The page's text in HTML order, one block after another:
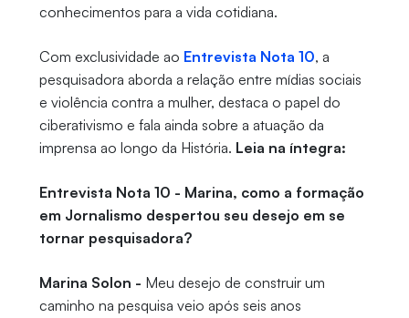
conhecimentos para a vida cotidiana.
Com exclusividade ao Entrevista Nota 10, a
pesquisadora aborda a relação entre mídias sociais
e violência contra a mulher, destaca o papel do
ciberativismo e fala ainda sobre a atuação da
imprensa ao longo da História. Leia na íntegra:
Entrevista Nota 10 - Marina, como a formação
em Jornalismo despertou seu desejo em se
tornar pesquisadora?
Marina Solon - Meu desejo de construir um
caminho na pesquisa veio após seis anos